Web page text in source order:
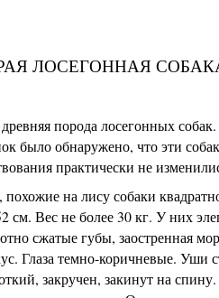
ЛОСЕГОННАЯ
порода лосегонных
было обнаружено, что эти
практически не
на лису собаки
см. Вес не более 30 кг. У них
сжатые губы, заостренная
Глаза темно-коричневые. Уши
закручен, закинут на